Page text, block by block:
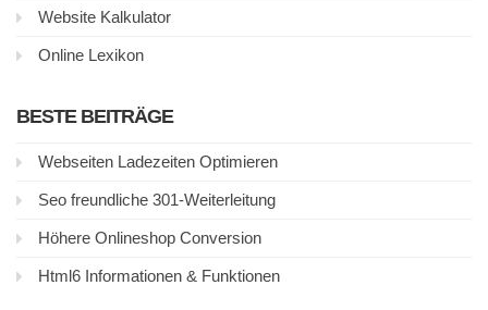
Website Kalkulator
Online Lexikon
BESTE BEITRÄGE
Webseiten Ladezeiten Optimieren
Seo freundliche 301-Weiterleitung
Höhere Onlineshop Conversion
Html6 Informationen & Funktionen